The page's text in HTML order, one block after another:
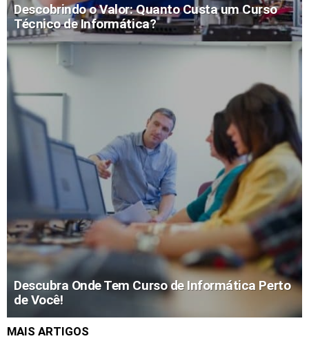
Descobrindo o Valor: Quanto Custa um Curso
Técnico de Informática?
Descubra Onde Tem Curso de Informática Perto
de Você!
MAIS ARTIGOS